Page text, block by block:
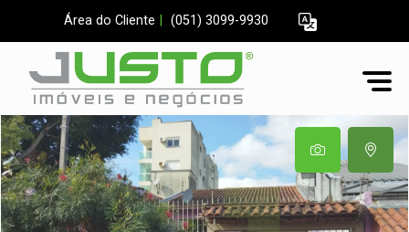
Área do Cliente (051) 3099-9930